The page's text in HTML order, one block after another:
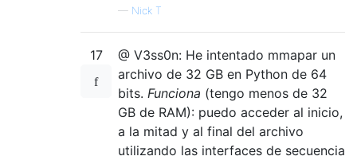
— Nick T
17
@ V3ss0n: He intentado mmapar un
archivo de 32 GB en Python de 64
bits. Funciona (tengo menos de 32
GB de RAM): puedo acceder al inicio,
a la mitad y al final del archivo
utilizando las interfaces de secuencia